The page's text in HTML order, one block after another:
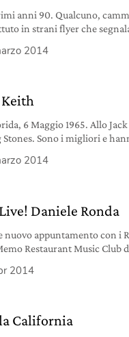
anni 90. Qualcuno,
in strani flyer che
dei passanti è
2014
6 Maggio 1965. Allo
Stones. Sono i migliori e
aspettative, per loro le
2014
Daniele Ronda
nuovo appuntamento con i
Restaurant Music Club
le voci più autorevoli della
2014
California